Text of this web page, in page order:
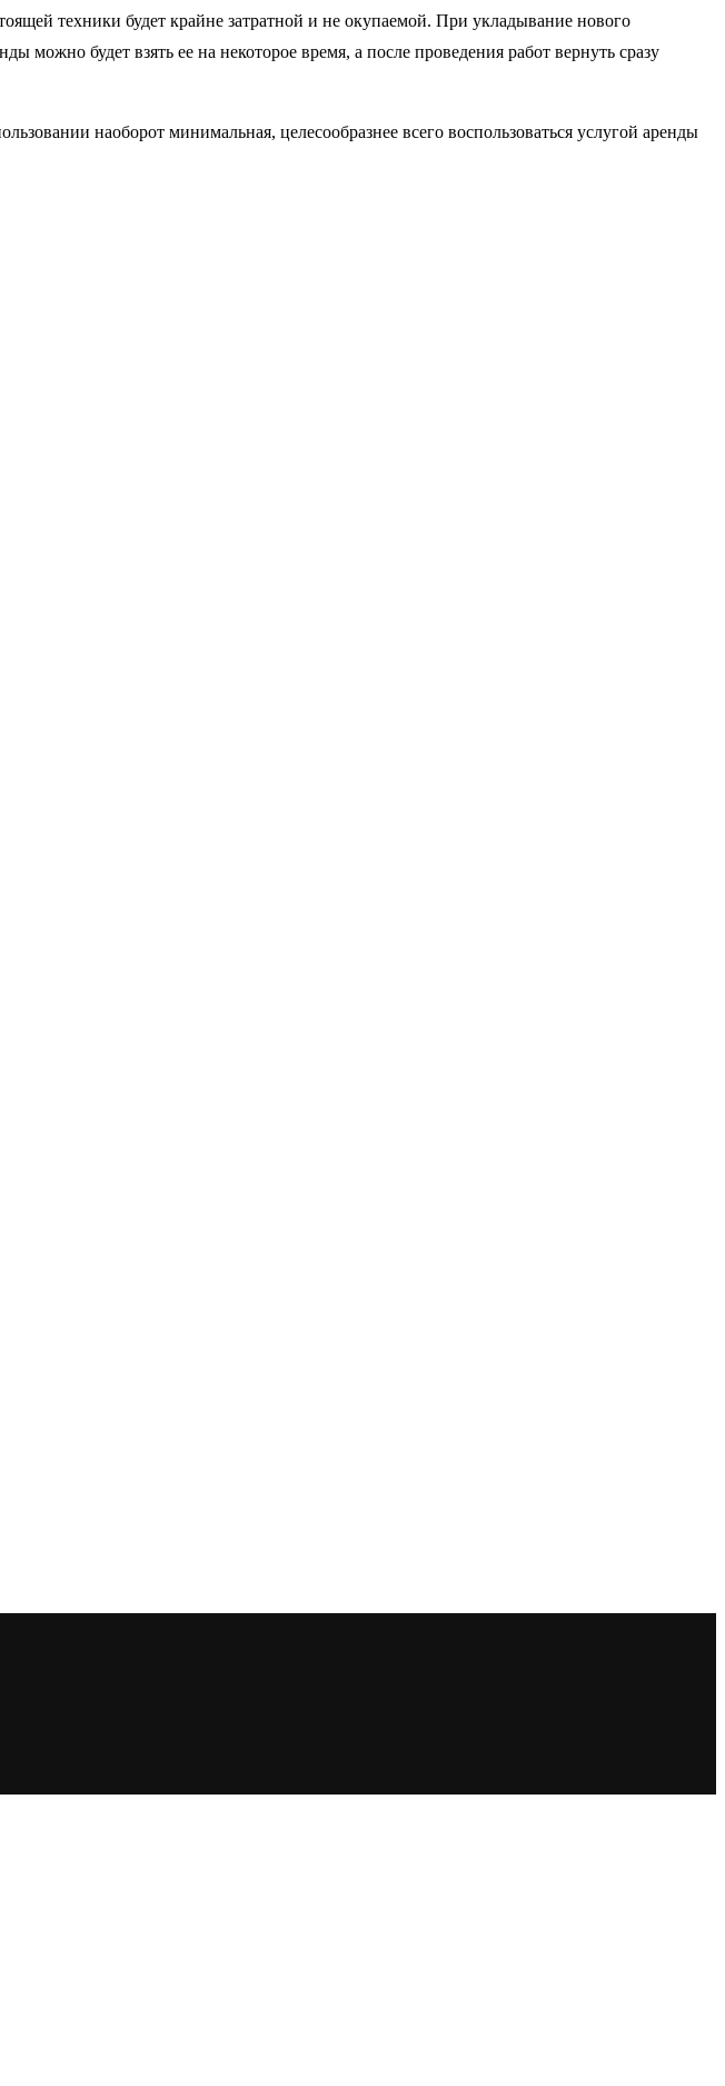
техники будет крайне затратной и не окупаемой. При укладывание нового
будет взять ее на некоторое время, а после проведения работ вернуть сразу
наоборот минимальная, целесообразнее всего воспользоваться услугой аренды